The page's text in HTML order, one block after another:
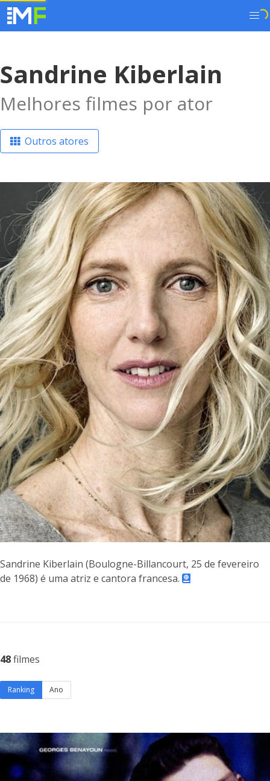
Sandrine Kiberlain
Melhores filmes por ator
Outros atores
Sandrine Kiberlain (Boulogne-Billancourt, 25 de fevereiro
de 1968) é uma atriz e cantora francesa.
48filmes
Ranking Ano